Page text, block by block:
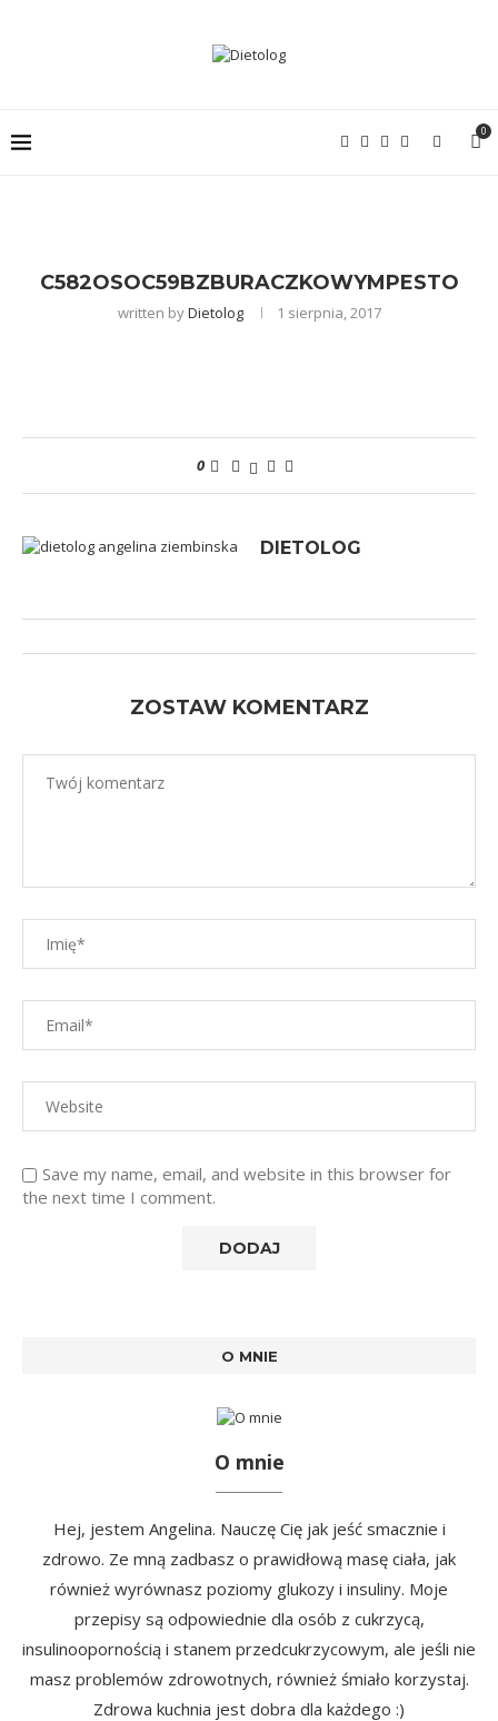
0
C582OSOC59BZBURACZKOWYMPESTO
written byDietolog 1 sierpnia, 2017
0
DIETOLOG
ZOSTAW KOMENTARZ
Save my name, email, and website in this browser for
the next time I comment.
O MNIE
O mnie
Hej, jestem Angelina. Nauczę Cię jak jeść smacznie i
zdrowo. Ze mną zadbasz o prawidłową masę ciała, jak
również wyrównasz poziomy glukozy i insuliny. Moje
przepisy są odpowiednie dla osób z cukrzycą,
insulinoopornością i stanem przedcukrzycowym, ale jeśli nie
masz problemów zdrowotnych, również śmiało korzystaj.
Zdrowa kuchnia jest dobra dla każdego :)